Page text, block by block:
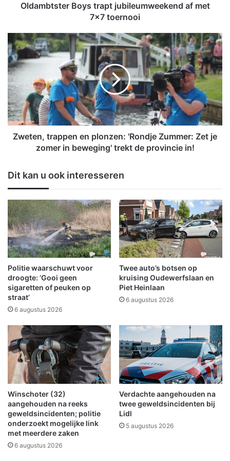
y
s
t
r
a
p
t
j
e
u
m
w
e
e
k
e
n
d
a
f
m
7
x
o
e
r
n
o
o
i
Oldambtster Boys trapt jubileumweekend af met
7x7 toernooi
w
e
t
e
n
,
t
r
n
e
n
p
l
o
n
z
e
n
:
'
R
d
j
u
m
m
e
r
:
Z
Zweten, trappen en plonzen: 'Rondje Zummer: Zet je
zomer in beweging' trekt de provincie in!
Dit kan u ook interesseren
Politie waarschuwt voor
droogte: ‘Gooi geen
sigaretten of peuken op
straat’
6 augustus 2026
Twee auto’s botsen op
kruising Oudewerfslaan en
Piet Heinlaan
6 augustus 2026
Winschoter (32)
aangehouden na reeks
geweldsincidenten; politie
onderzoekt mogelijke link
met meerdere zaken
6 augustus 2026
Verdachte aangehouden na
twee geweldsincidenten bij
Lidl
5 augustus 2026